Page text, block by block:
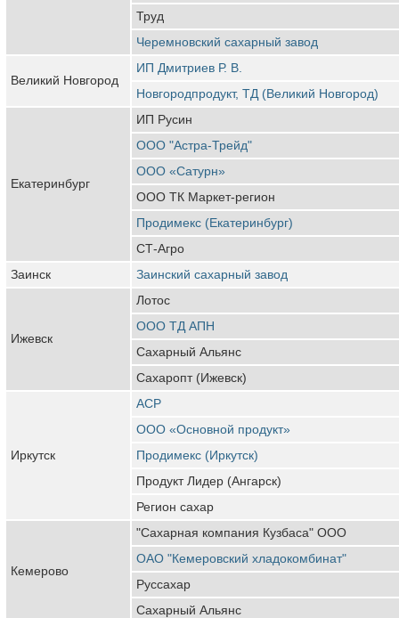
Труд
Черемновский сахарный завод
Великий Новгород
ИП Дмитриев Р. В.
Новгородпродукт, ТД (Великий Новгород)
Екатеринбург
ИП Русин
ООО "Астра-Трейд"
ООО «Сатурн»
ООО ТК Маркет-регион
Продимекс (Екатеринбург)
СТ-Агро
Заинск
Заинский сахарный завод
Ижевск
Лотос
ООО ТД АПН
Сахарный Альянс
Сахаропт (Ижевск)
Иркутск
АСР
ООО «Основной продукт»
Продимекс (Иркутск)
Продукт Лидер (Ангарск)
Регион сахар
Кемерово
"Сахарная компания Кузбаса" ООО
ОАО "Кемеровский хладокомбинат"
Руссахар
Сахарный Альянс